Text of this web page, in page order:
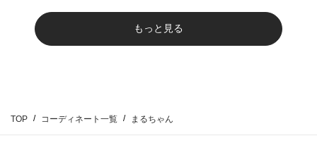
もっと見る
TOP コーディネート一覧 まるちゃん